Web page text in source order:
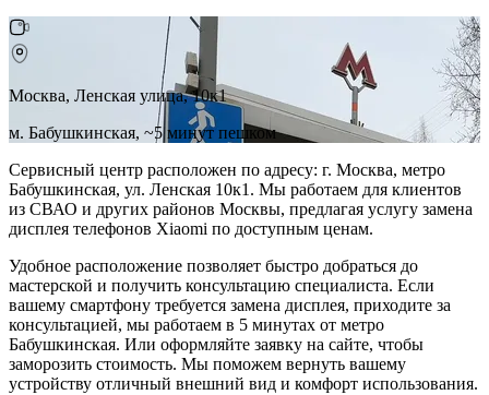
Москва, Ленская улица, 10к1
м. Бабушкинская, ~5 минут пешком
Сервисный центр расположен по адресу: г. Москва, метро
Бабушкинская, ул. Ленская 10к1. Мы работаем для клиентов
из СВАО и других районов Москвы, предлагая услугу замена
дисплея телефонов Xiaomi по доступным ценам.
Удобное расположение позволяет быстро добраться до
мастерской и получить консультацию специалиста. Если
вашему смартфону требуется замена дисплея, приходите за
консультацией, мы работаем в 5 минутах от метро
Бабушкинская. Или оформляйте заявку на сайте, чтобы
заморозить стоимость. Мы поможем вернуть вашему
устройству отличный внешний вид и комфорт использования.